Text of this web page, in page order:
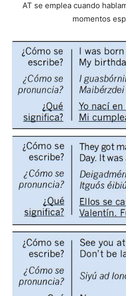
AT se emplea cuando
momentos